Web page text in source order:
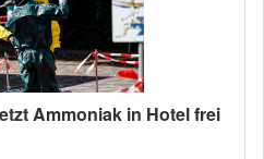
Ammoniak in Hotel frei